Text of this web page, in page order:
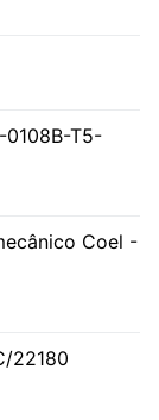
T5-
Coel -
22180